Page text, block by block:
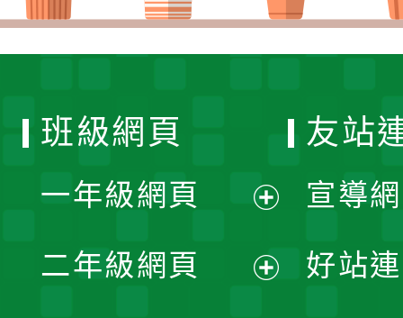
班級網頁
一年級網頁
開
二年級網頁
友站
宣導
好站